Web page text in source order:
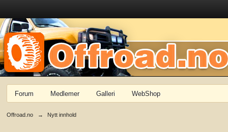
Forum Medlemer Galleri WebShop
Offroad.no → Nytt innhold